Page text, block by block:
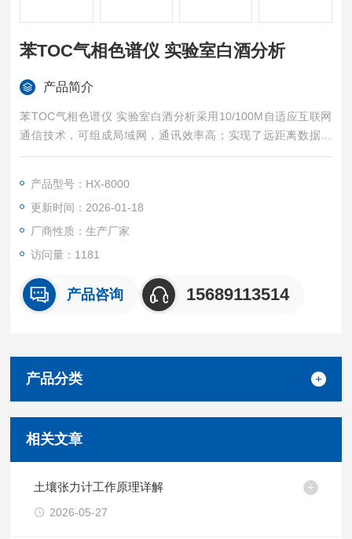
苯TOC气相色谱仪 实验室白酒分析
产品简介
苯TOC气相色谱仪 实验室白酒分析采用10/100M自适应互联网
通信技术，可组成局域网，通讯效率高；实现了远距离数据传
输；1台色谱仪可连接3台电脑
产品型号：HX-8000
更新时间：2026-01-18
厂商性质：生产厂家
访问量：1181
产品咨询 15689113514
产品分类
相关文章
土壤张力计工作原理详解
2026-05-27